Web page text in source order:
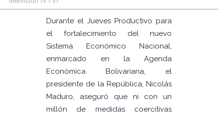
Durante el Jueves Productivo para
el fortalecimiento del nuevo
Sistema Económico Nacional,
enmarcado en la Agenda
Económica Bolivariana, el
presidente de la República, Nicolás
Maduro, aseguró que ni con un
millón de medidas coercitivas